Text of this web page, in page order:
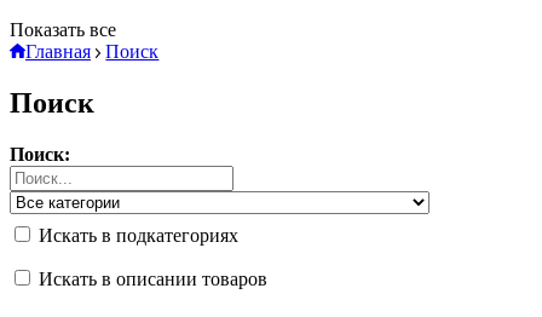
Показать все
Главная
Поиск
Поиск
Поиск:
Искать в подкатегориях
Искать в описании товаров